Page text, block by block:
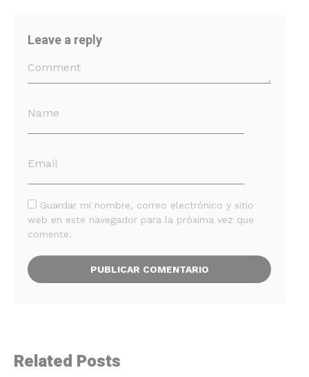
Leave a reply
Guardar mi nombre, correo electrónico y sitio
web en este navegador para la próxima vez que
comente.
Related Posts